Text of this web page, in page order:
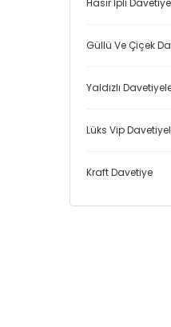
Hasır İpli
Güllü Ve Çiçek
Yaldızlı
Lüks Vip
Kraft Davetiye